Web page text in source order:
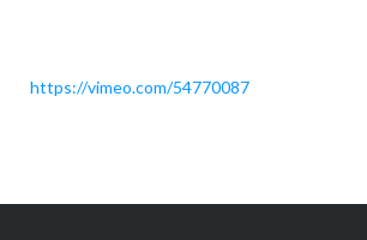
https://vimeo.com/54770087